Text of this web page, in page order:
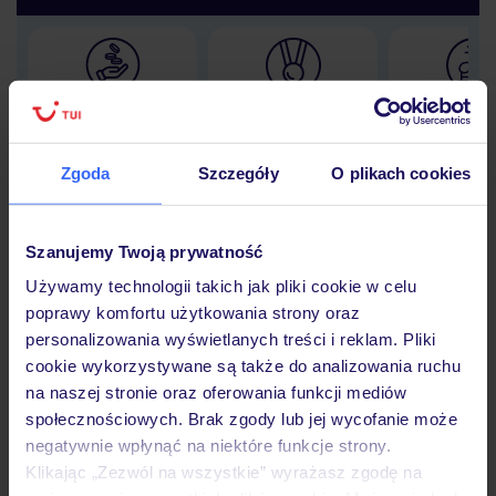
Zgoda Szczegóły O plikach cookies
Szanujemy Twoją prywatność
Używamy technologii takich jak pliki cookie w celu
poprawy komfortu użytkowania strony oraz
personalizowania wyświetlanych treści i reklam. Pliki
cookie wykorzystywane są także do analizowania ruchu
na naszej stronie oraz oferowania funkcji mediów
społecznościowych. Brak zgody lub jej wycofanie może
negatywnie wpłynąć na niektóre funkcje strony.
Klikając „Zezwól na wszystkie” wyrażasz zgodę na
Lider niskich cen 30 lat w
Hotel
Opinie
Pokoje